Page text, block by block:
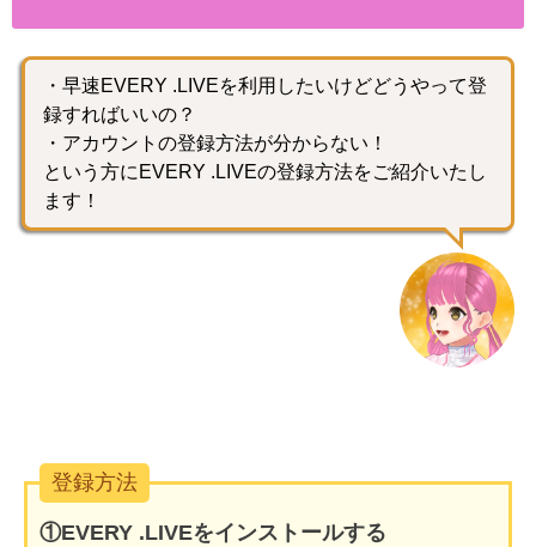
・早速EVERY .LIVEを利用したいけどどうやって登
録すればいいの？
・アカウントの登録方法が分からない！
という方にEVERY .LIVEの登録方法をご紹介いたし
ます！
登録方法
①EVERY .LIVEをインストールする